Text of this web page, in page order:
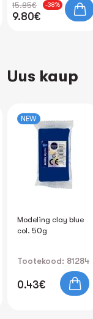
15.85€ -38%
9.80€
Uus kaup
NEW
Modeling clay blue
col. 50g
Tootekood: 81284
0.43€